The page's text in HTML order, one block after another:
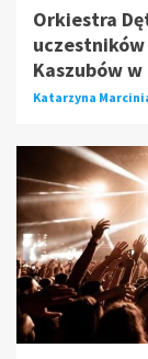
Orkiestra
uczestników
Kaszubów w
Katarzyna